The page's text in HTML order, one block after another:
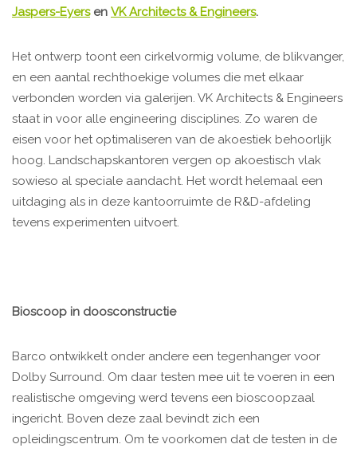
Jaspers-Eyersen VK Architects & Engineers.
Het ontwerp toont een cirkelvormig volume, de blikvanger,
en een aantal rechthoekige volumes die met elkaar
verbonden worden via galerijen. VK Architects & Engineers
staat in voor alle engineering disciplines. Zo waren de
eisen voor het optimaliseren van de akoestiek behoorlijk
hoog. Landschapskantoren vergen op akoestisch vlak
sowieso al speciale aandacht. Het wordt helemaal een
uitdaging als in deze kantoorruimte de R&D-afdeling
tevens experimenten uitvoert.
Bioscoop in doosconstructie
Barco ontwikkelt onder andere een tegenhanger voor
Dolby Surround. Om daar testen mee uit te voeren in een
realistische omgeving werd tevens een bioscoopzaal
ingericht. Boven deze zaal bevindt zich een
opleidingscentrum. Om te voorkomen dat de testen in de